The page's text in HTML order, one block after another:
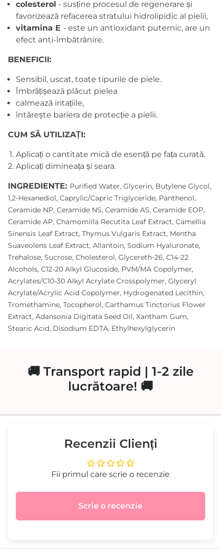
colesterol - susține procesul de regenerare și
favorizează refacerea stratului hidrolipidic al pielii,
vitamina E - este un antioxidant puternic, are un
efect anti-îmbătrânire.
BENEFICII:
Sensibil, uscat, toate tipurile de piele.
Îmbrățișează plăcut pielea
calmează iritațiile,
întărește bariera de protecție a pielii.
CUM SĂ UTILIZAȚI:
Aplicați o cantitate mică de esență pe fața curată.
Aplicați dimineața și seara.
INGREDIENTE: Purified Water, Glycerin, Butylene Glycol,
1,2-Hexanediol, Caprylic/Capric Triglyceride, Panthenol,
Ceramide NP, Ceramide NS, Ceramide AS, Ceramide EOP,
Ceramide AP, Chamomilla Recutita Leaf Extract, Camellia
Sinensis Leaf Extract, Thymus Vulgaris Extract, Mentha
Suaveolens Leaf Extract, Allantoin, Sodium Hyaluronate,
Trehalose, Sucrose, Cholesterol, Glycereth-26, C14-22
Alcohols, C12-20 Alkyl Glucoside, PVM/MA Copolymer,
Acrylates/C10-30 Alkyl Acrylate Crosspolymer, Glyceryl
Acrylate/Acrylic Acid Copolymer, Hydrogenated Lecithin,
Tromethamine, Tocopherol, Carthamus Tinctorius Flower
Extract, Adansonia Digitata Seed Oil, Xantham Gum,
Stearic Acid, Disodium EDTA, Ethylhexylglycerin
🚚 Transport rapid | 1-2 zile
lucrătoare! 🚚
Recenzii Clienți
Fii primul care scrie o recenzie
Scrie o recenzie